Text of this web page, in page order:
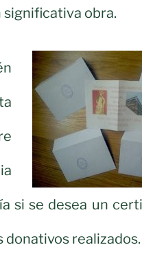
significativa obra.
si se desea un
realizados.